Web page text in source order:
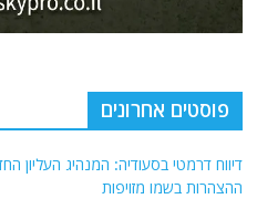
פוסטים אחרונים
דיווח דרמטי בסעודיה: המנהיג העליון
ההצהרות בשמו מזויפות